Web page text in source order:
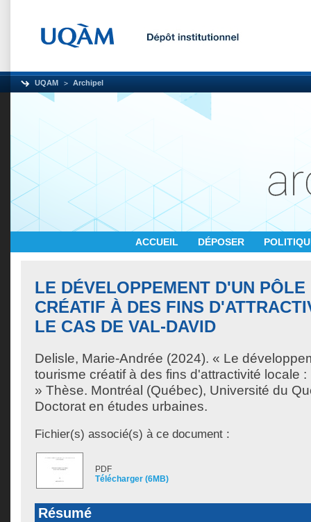
UQAM Archipel
ACCUEIL DÉPOSER
LE DÉVELOPPEMENT D'UN PÔLE
CRÉATIF À DES FINS
LE CAS DE VAL-DAVID
Delisle, Marie-Andrée (2024). « Le
tourisme créatif à des fins d'attractivité locale
» Thèse. Montréal (Québec), Université du
Doctorat en études urbaines.
Fichier(s) associé(s) à ce document :
PDF
Télécharger (6MB)
Résumé